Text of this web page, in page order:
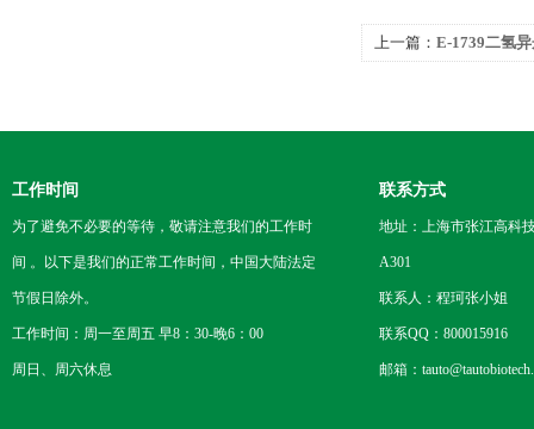
上一篇： E-1739二氢
工作时间
为了避免不必要的等待，敬请注意我们的工作时
间 。以下是我们的正常工作时间，中国大陆法定
节假日除外。
工作时间：周一至周五 早8：30-晚6：00
周日、周六休息
联系方式
地址：上海市张江高科
A301
联系人：程珂张小姐
联系QQ：800015916
邮箱：